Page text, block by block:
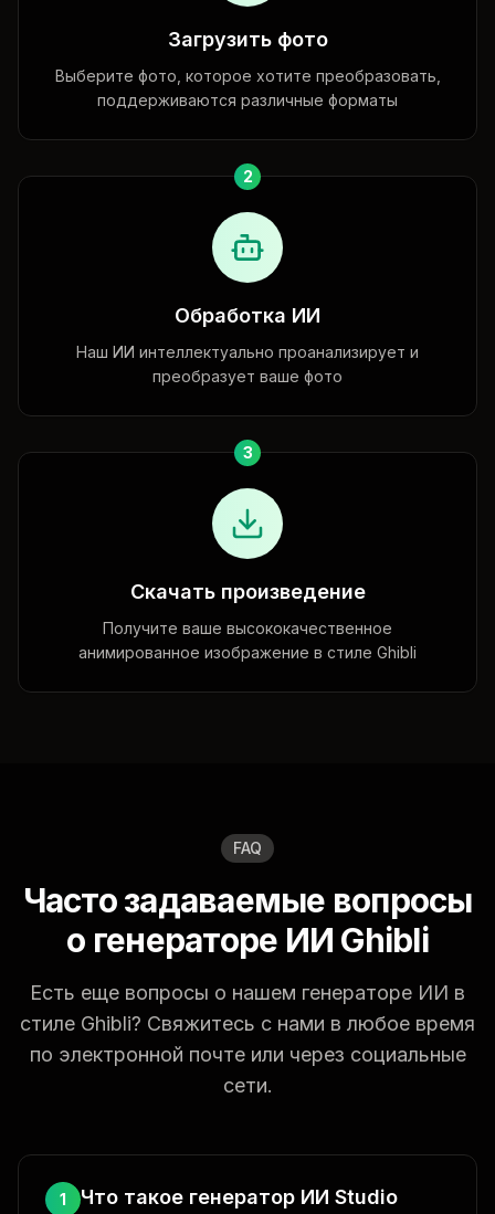
Загрузить фото
Выберите фото, которое хотите преобразовать,
поддерживаются различные форматы
2
Обработка ИИ
Наш ИИ интеллектуально проанализирует и
преобразует ваше фото
3
Скачать произведение
Получите ваше высококачественное
анимированное изображение в стиле Ghibli
FAQ
Часто задаваемые вопросы
о генераторе ИИ Ghibli
Есть еще вопросы о нашем генераторе ИИ в
стиле Ghibli? Свяжитесь с нами в любое время
по электронной почте или через социальные
сети.
1
Что такое генератор ИИ Studio